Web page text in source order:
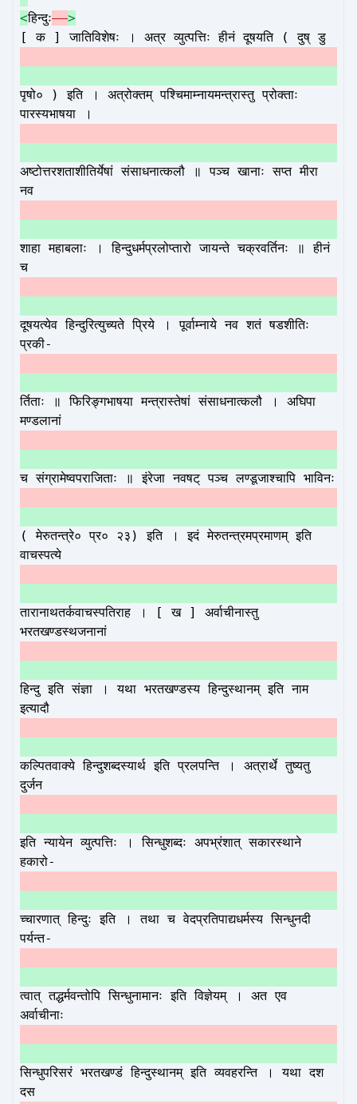
<हिन्दुः->
[ क ] जातिविशेषः । अत्र व्युत्पत्तिः हीनं दूषयति ( दुष् डु
पृषो० ) इति । अत्रोक्तम् पश्चिमाम्नायमन्त्रास्तु प्रोक्ताः
पारस्यभाषया ।
अष्टोत्तरशताशीतिर्येषां संसाधनात्कलौ ॥ पञ्च खानाः सप्त मीरा
नव
शाहा महाबलाः । हिन्दुधर्मप्रलोप्तारो जायन्ते चक्रवर्तिनः ॥ हीनं
च
दूषयत्येव हिन्दुरित्युच्यते प्रिये । पूर्वाम्नाये नव शतं षडशीतिः
प्रकी-
र्तिताः ॥ फिरिङ्गभाषया मन्त्रास्तेषां संसाधनात्कलौ । अघिपा
मण्डलानां
च संग्रामेष्वपराजिताः ॥ इंरेजा नवषट् पञ्च लण्डूजाश्चापि भाविनः
( मेरुतन्त्रे० प्र० २३) इति । इदं मेरुतन्त्रमप्रमाणम् इति
वाचस्पत्ये
तारानाथतर्कवाचस्पतिराह । [ ख ] अर्वाचीनास्तु
भरतखण्डस्थजनानां
हिन्दु इति संज्ञा । यथा भरतखण्डस्य हिन्दुस्थानम् इति नाम
इत्यादौ
कल्पितवाक्ये हिन्दुशब्दस्यार्थ इति प्रलपन्ति । अत्रार्थे तुष्यतु
दुर्जन
इति न्यायेन व्युत्पत्तिः । सिन्धुशब्दः अपभ्रंशात् सकारस्थाने
हकारो-
च्चारणात् हिन्दुः इति । तथा च वेदप्रतिपाद्यधर्मस्य सिन्धुनदी
पर्यन्त-
त्वात् तद्धर्मवन्तोपि सिन्धुनामानः इति विज्ञेयम् । अत एव
अर्वाचीनाः
सिन्धुपरिसरं भरतखण्डं हिन्दुस्थानम् इति व्यवहरन्ति । यथा दश
दस